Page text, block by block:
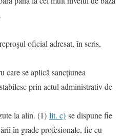
oficial adresat, în scris,
care se aplică sancţiunea
prin actul administrativ de
la alin. (1) lit. c) se dispune fie
în grade profesionale, fie cu